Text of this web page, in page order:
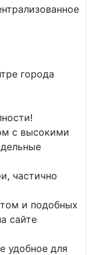
города
с высокими
частично
и подобных
сайте
удобное для